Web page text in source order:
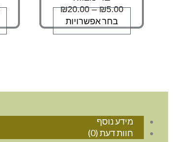
₪5.00
–
₪20.00
בחר אפשרויות
מידע נוסף
חוות דעת (0)